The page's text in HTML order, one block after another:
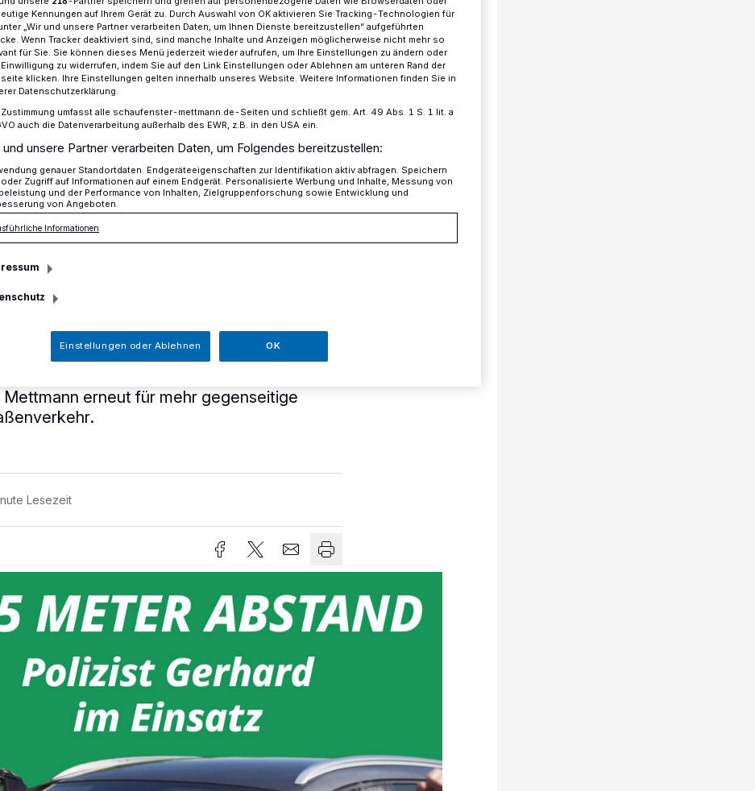
im Straßenverkehr
Video zur
fair, halte
„Bleib fair, halte Abstand!“ hat der
produzieren lassen, das anschaulich zeigt,
Überholen von Fahrrädern einzuhalten
Mettmann, die Kreisverkehrswacht und
erneut für mehr gegenseitige
Lesezeit
Kennungen auf Ihrem Gerät zu. Durch Auswahl von OK aktivieren Sie Tracking-Technologien für
„Wir und unsere Partner verarbeiten Daten, um Ihnen Dienste bereitzustellen“ aufgeführten
Wenn Tracker deaktiviert sind, sind manche Inhalte und Anzeigen möglicherweise nicht mehr so
für Sie. Sie können dieses Menü jederzeit wieder aufrufen, um Ihre Einstellungen zu ändern oder
Einwilligung zu widerrufen, indem Sie auf den Link Einstellungen oder Ablehnen am unteren Rand der
klicken. Ihre Einstellungen gelten innerhalb unseres Website. Weitere Informationen finden Sie in
Datenschutzerklärung.
Zustimmung umfasst alle schaufenster-mettmann.de-Seiten und schließt gem. Art. 49 Abs. 1 S. 1 lit. a
auch die Datenverarbeitung außerhalb des EWR, z.B. in den USA ein.
und unsere Partner verarbeiten Daten, um Folgendes bereitzustellen:
genauer Standortdaten. Endgeräteeigenschaften zur Identifikation aktiv abfragen. Speichern
Zugriff auf Informationen auf einem Endgerät. Personalisierte Werbung und Inhalte, Messung von
und der Performance von Inhalten, Zielgruppenforschung sowie Entwicklung und
von Angeboten.
Informationen
Einstellungen oder Ablehnen OK